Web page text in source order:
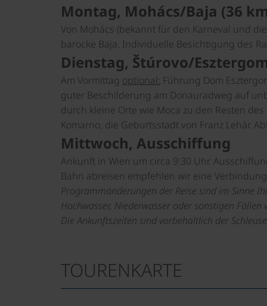
Montag, Mohács/Baja (36
Von Mohács (bekannt für den Karneval und
barocke Baja. Individuelle Besichtigung des
Dienstag, Štúrovo/
Am Vormittag optional: Führung Dom
guter Beschilderung am Donauradweg auf
durch kleine Orte wie Moca zu den Resten
Komarno, die Geburtsstadt von Franz Lehàr.
Mittwoch, Ausschiffung
Ankunft in Wien um circa 9:30 Uhr.
Bahn abreisen empfehlen wir eine Verbindung
Programmänderungen der Reise sind im Sinne
Hochwasser, Niederwasser oder sonstigen Fällen
Die Ankunftszeiten sind vorbehaltlich der
TOURENKARTE